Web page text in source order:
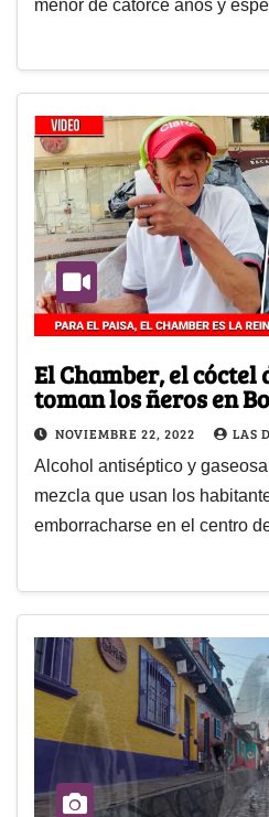
menor de catorce años y
El Chamber, el cóctel
toman los ñeros en
NOVIEMBRE 22, 2022 LAS
Alcohol antiséptico y
mezcla que usan los
emborracharse en el centro